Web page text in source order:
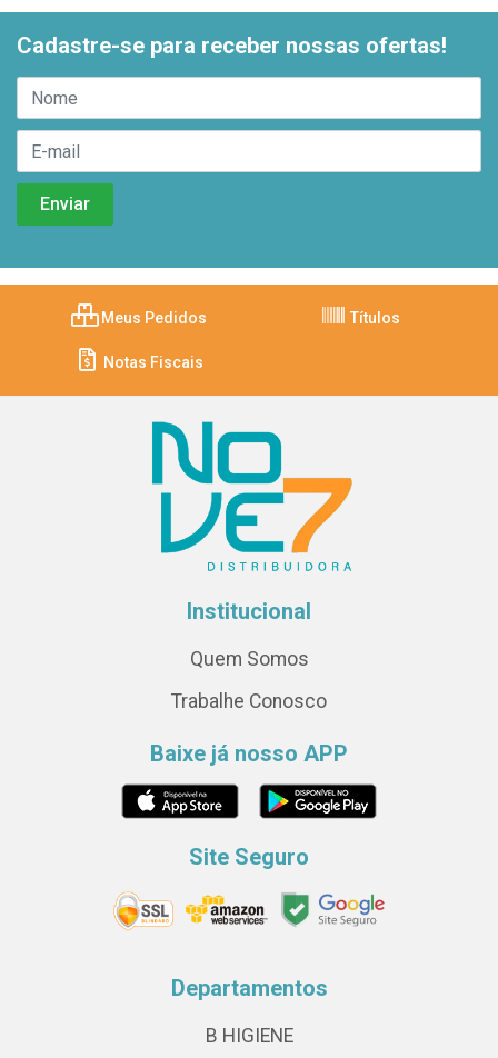
Cadastre-se para receber nossas ofertas!
Meus Pedidos Títulos
Notas Fiscais
Institucional
Quem Somos
Trabalhe Conosco
Baixe já nosso APP
Site Seguro
Departamentos
B HIGIENE